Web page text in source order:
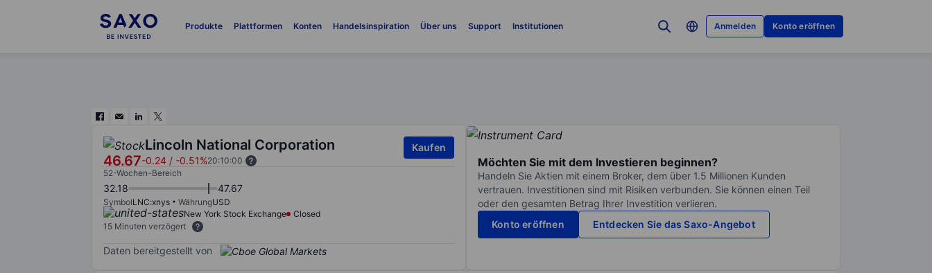
Produkte Plattformen Konten Handelsinspiration Über uns Support Institutionen Anmelden Konto eröffnen
Lincoln National Corporation
46.67-0.24 / -0.51%20:10:00
Kaufen
52-Wochen-Bereich
32.18 47.67
SymbolLNC:xnys WährungUSD
New York Stock Exchange
Closed
15 Minuten verzögert
Daten bereitgestellt von
Möchten Sie mit dem Investieren beginnen?
Handeln Sie Aktien mit einem Broker, dem über 1.5 Millionen Kunden
vertrauen. Investitionen sind mit Risiken verbunden. Sie können einen Teil
oder den gesamten Betrag Ihrer Investition verlieren.
Konto eröffnen
Entdecken Sie das Saxo-Angebot